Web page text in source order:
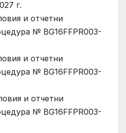
г.
и отчетни
№ BG16FFPR003-
и отчетни
№ BG16FFPR003-
и отчетни
№ BG16FFPR003-